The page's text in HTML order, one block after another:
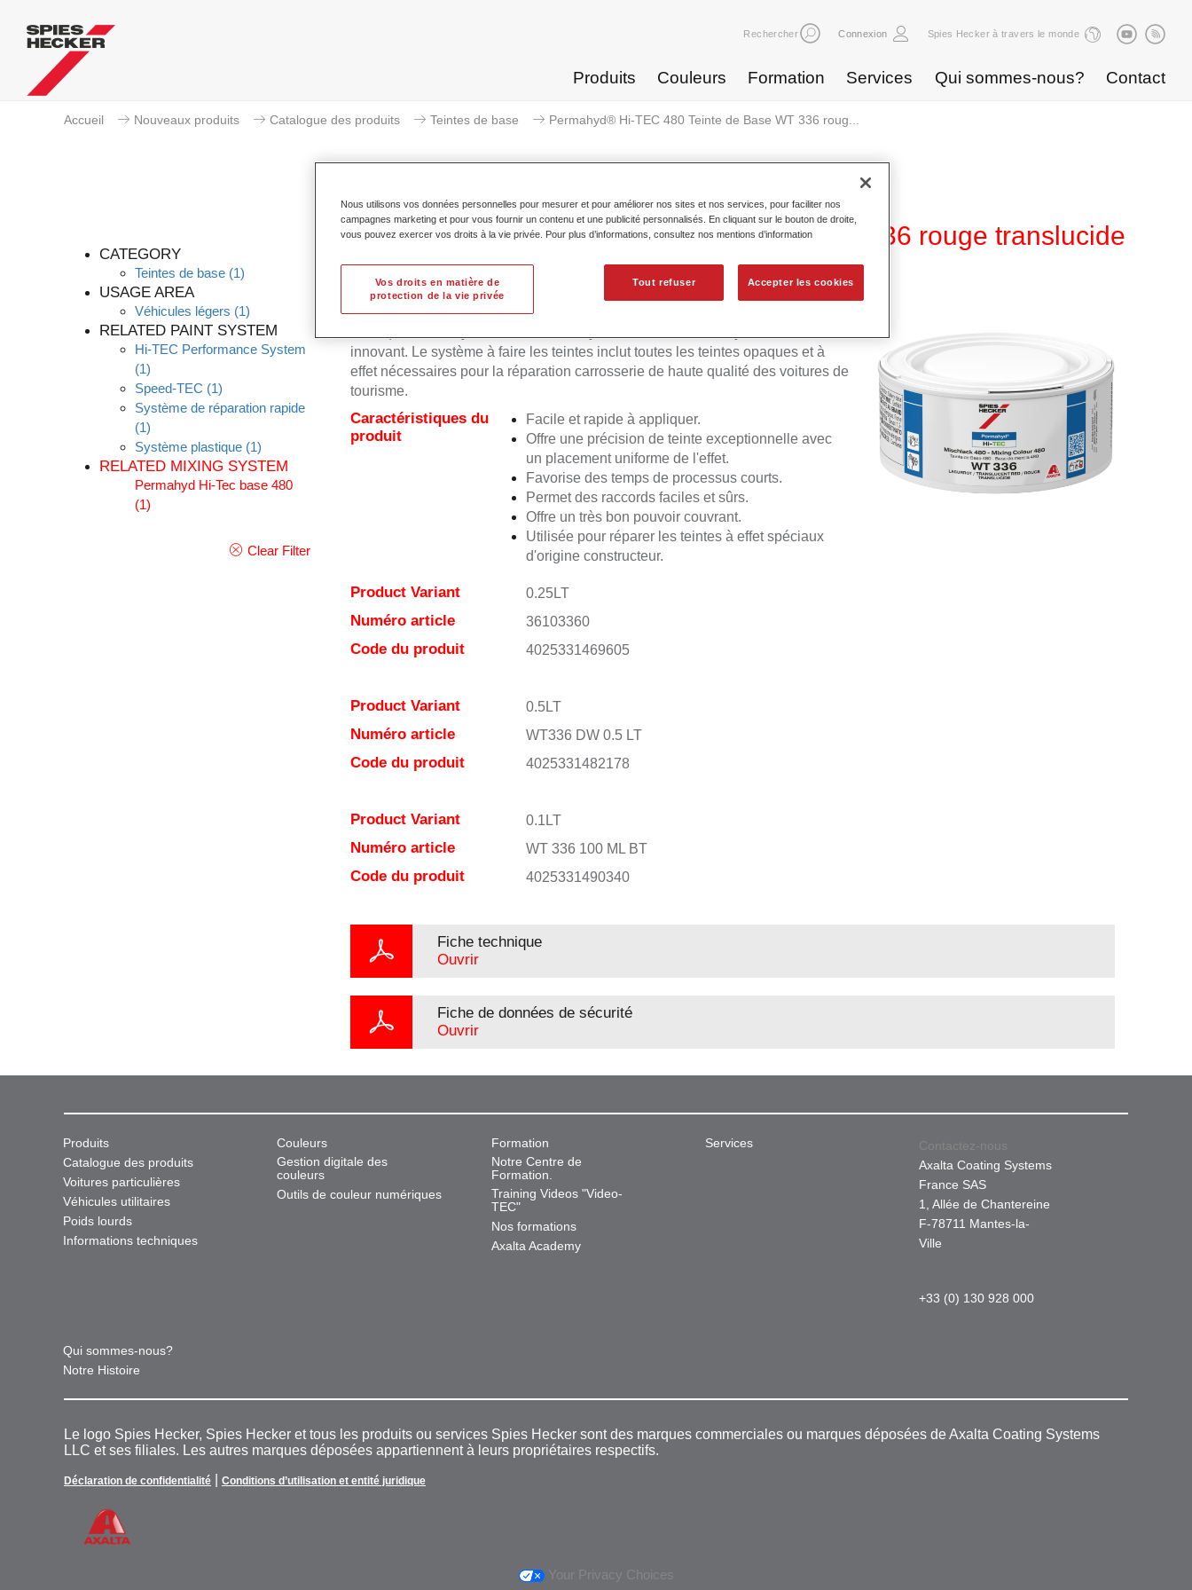
Rechercher Connexion Spies Hecker à travers le monde
Produits Couleurs Formation Services Qui sommes-nous? Contact
Accueil Nouveaux produits Catalogue des produits Teintes de base Permahyd® Hi-TEC 480 Teinte de Base WT 336 roug...
CATEGORY
Teintes de base (1)
USAGE AREA
Véhicules légers (1)
RELATED PAINT SYSTEM
Hi-TEC Performance System
(1)
Speed-TEC (1)
Système de réparation rapide
(1)
Système plastique (1)
RELATED MIXING SYSTEM
Permahyd Hi-Tec base 480
(1)
Clear Filter
Permahyd® Hi-TEC 480 Teinte de Base WT 336 rouge translucide
Permahyd Hi-TEC Teinte de Base 480 convient pour l'utilisation avec la
innovant. Le système à faire les teintes inclut toutes les teintes opaques et à
effet nécessaires pour la réparation carrosserie de haute qualité des voitures de
tourisme.
Caractéristiques du
produit
Facile et rapide à appliquer.
Offre une précision de teinte exceptionnelle avec
un placement uniforme de l'effet.
Favorise des temps de processus courts.
Permet des raccords faciles et sûrs.
Offre un très bon pouvoir couvrant.
Utilisée pour réparer les teintes à effet spéciaux
d'origine constructeur.
Product Variant 0.25LT
Numéro article 36103360
Code du produit 4025331469605
Product Variant 0.5LT
Numéro article WT336 DW 0.5 LT
Code du produit 4025331482178
Product Variant 0.1LT
Numéro article WT 336 100 ML BT
Code du produit 4025331490340
Fiche technique
Ouvrir
Fiche de données de sécurité
Ouvrir
Produits
Catalogue des produits
Voitures particulières
Véhicules utilitaires
Poids lourds
Informations techniques
Couleurs
Gestion digitale des
couleurs
Outils de couleur numériques
Formation
Notre Centre de
Formation.
Training Videos "Video-
TEC"
Nos formations
Axalta Academy
Services
Qui sommes-nous?
Notre Histoire
Contactez-nous
Axalta Coating Systems
France SAS
1, Allée de Chantereine
F-78711 Mantes-la-
Ville
+33 (0) 130 928 000
Le logo Spies Hecker, Spies Hecker et tous les produits ou services Spies Hecker sont des marques commerciales ou marques déposées de Axalta Coating Systems
LLC et ses filiales. Les autres marques déposées appartiennent à leurs propriétaires respectifs.
Déclaration de confidentialité Conditions d’utilisation et entité juridique
Your Privacy Choices
Nous utilisons vos données personnelles pour mesurer et pour améliorer nos sites et nos services, pour faciliter nos
campagnes marketing et pour vous fournir un contenu et une publicité personnalisés. En cliquant sur le bouton de droite,
vous pouvez exercer vos droits à la vie privée. Pour plus d’informations, consultez nos mentions d’information
Tout refuser Accepter les cookies
Vos droits en matière de
protection de la vie privée